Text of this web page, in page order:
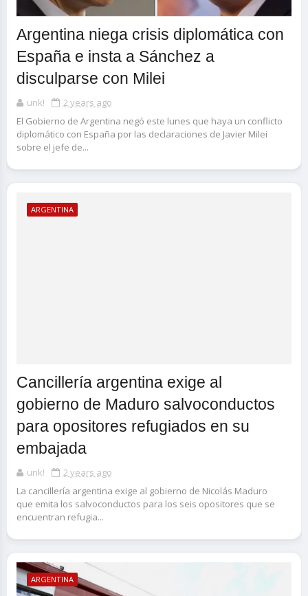
Argentina niega crisis diplomática con
España e insta a Sánchez a
disculparse con Milei
unk!
2 years ago
El Gobierno de Argentina negó este lunes que haya un conflicto
diplomático con España por las declaraciones de Javier Milei
sobre el jefe de...
ARGENTINA
Cancillería argentina exige al
gobierno de Maduro salvoconductos
para opositores refugiados en su
embajada
unk!
2 years ago
La cancillería argentina exige al gobierno de Nicolás Maduro
que emita los salvoconductos para los seis opositores que se
encuentran refugia...
ARGENTINA